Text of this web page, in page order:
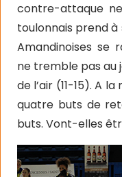
contre-attaque
toulonnais prend
Amandinoises se
ne tremble pas au
de l’air (11-15). A
quatre buts de
buts. Vont-elles